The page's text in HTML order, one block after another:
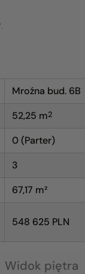
Mroźna bud. 6B
52,25 m2
0 (Parter)
3
67,17 m²
548 625 PLN
Widok piętra